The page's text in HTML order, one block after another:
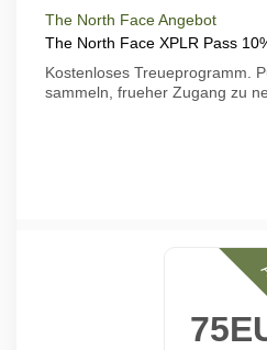
The North Face Angebot
The North Face XPLR Pass
Kostenloses Treueprogramm.
sammeln, frueher Zugang zu